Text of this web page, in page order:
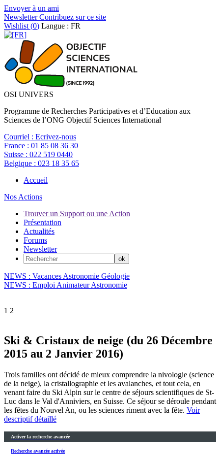
Envoyer à un ami
NewsletterContribuez sur ce site
Wishlist (0) Langue : FR
OSI UNIVERS
Programme de Recherches Participatives et d’Education aux
Sciences de l’ONG Objectif Sciences International
Courriel : Ecrivez-nous
France : 01 85 08 36 30
Suisse : 022 519 0440
Belgique : 023 18 35 65
Accueil
Nos Actions
Trouver un Support ou une Action
Présentation
Actualités
Forums
Newsletter
NEWS : Vacances Astronomie Géologie
NEWS : Emploi Animateur Astronomie
1 2
Ski & Cristaux de neige (du 26 Décembre
2015 au 2 Janvier 2016)
Trois familles ont décidé de mieux comprendre la nivologie (science
de la neige), la cristallographie et les avalanches, et tout cela, en
venant faire du Ski Alpin sur le centre de séjours scientifiques de St-
Luc dans le Val d'Anniviers, en Suisse. Ce séjour se déroule pendant
les fêtes du Nouvel An, ou les sciences riment avec la fête. Voir
descriptif détaillé
Activer la recherche avancée
Recherche avancée activée